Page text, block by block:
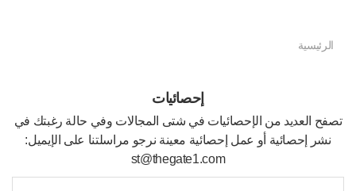
الرئيسية
إحصائيات
تصفح العديد من الإحصائيات في شتى المجالات وفي حالة رغبتك في
نشر إحصائية أو عمل إحصائية معينة نرجو مراسلتنا على الإيميل:
st@thegate1.com